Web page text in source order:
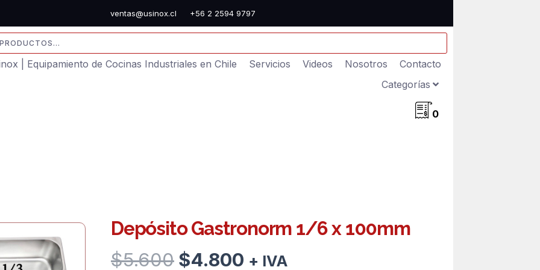
ventas@usinox.cl +56 2 2594 9797
| Equipamiento de Cocinas Industriales en Chile
Servicios Videos Nosotros
Contacto
Categorías
0
Depósito Gastronorm 1/6 x 100mm
$5.600 El
precio
$4.800 precio
+ IVA